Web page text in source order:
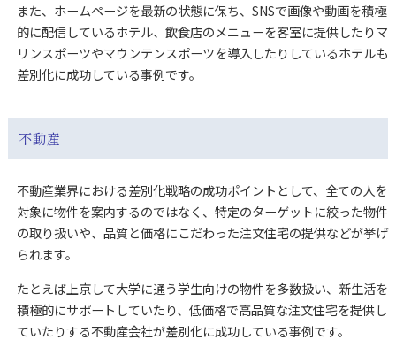
また、ホームページを最新の状態に保ち、SNSで画像や動画を積極
的に配信しているホテル、飲食店のメニューを客室に提供したりマ
リンスポーツやマウンテンスポーツを導入したりしているホテルも
差別化に成功している事例です。
不動産
不動産業界における差別化戦略の成功ポイントとして、全ての人を
対象に物件を案内するのではなく、特定のターゲットに絞った物件
の取り扱いや、品質と価格にこだわった注文住宅の提供などが挙げ
られます。
たとえば上京して大学に通う学生向けの物件を多数扱い、新生活を
積極的にサポートしていたり、低価格で高品質な注文住宅を提供し
ていたりする不動産会社が差別化に成功している事例です。